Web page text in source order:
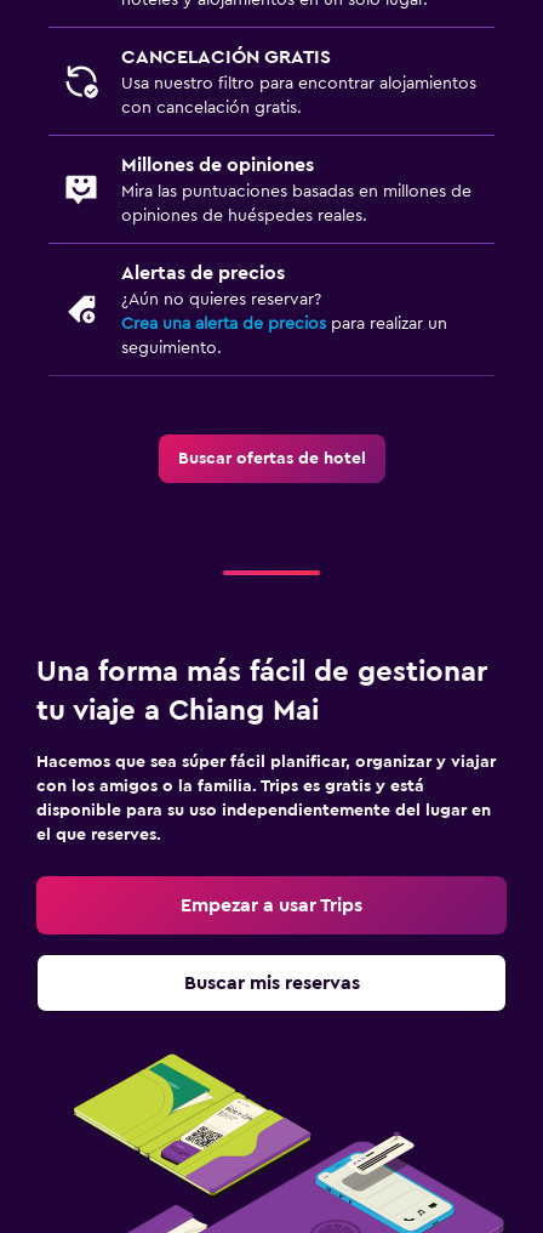
CANCELACIÓN GRATIS
Usa nuestro filtro para encontrar alojamientos
con cancelación gratis.
Millones de opiniones
Mira las puntuaciones basadas en millones de
opiniones de huéspedes reales.
Alertas de precios
¿Aún no quieres reservar?
Crea una alerta de precios para realizar un
seguimiento.
Buscar ofertas de hotel
Una forma más fácil de gestionar
tu viaje a Chiang Mai
Hacemos que sea súper fácil planificar, organizar y viajar
con los amigos o la familia. Trips es gratis y está
disponible para su uso independientemente del lugar en
el que reserves.
Empezar a usar Trips
Buscar mis reservas